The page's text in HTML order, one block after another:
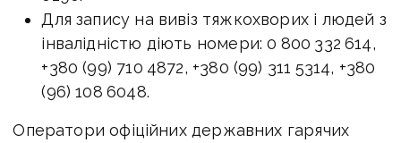
Для запису на вивіз тяжкохворих і людей з
інвалідністю діють номери: 0 800 332 614,
+380 (99) 710 4872, +380 (99) 311 5314, +380
(96) 108 6048.
Оператори офіційних державних гарячих